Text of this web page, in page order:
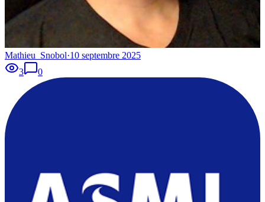
Mathieu_Snobol·10 septembre 2025
3
0